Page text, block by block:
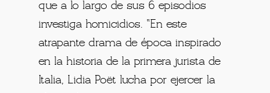
que a lo largo de sus 6 episodios
investiga homicidios. “En este
atrapante drama de época inspirado
en la historia de la primera jurista de
Italia, Lidia Poët lucha por ejercer la